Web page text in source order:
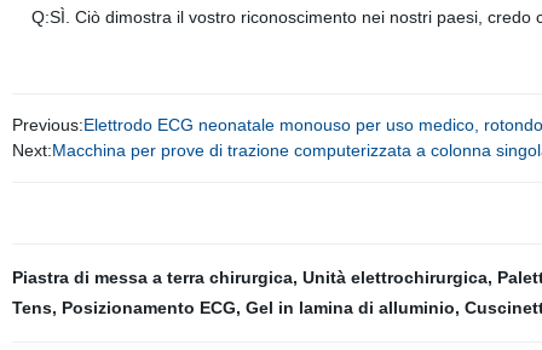
Q:SÌ. Ciò dimostra il vostro riconoscimento nei nostri paesi, credo
Previous:Elettrodo ECG neonatale monouso per uso medico,
Next:Macchina per prove di trazione computerizzata a colonna
Piastra di messa a terra chirurgica, Unità elettrochirurgica,
Tens, Posizionamento ECG, Gel in lamina di alluminio,